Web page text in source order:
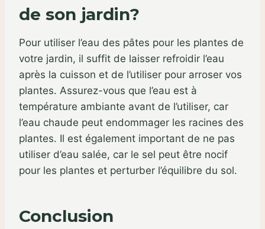
de son jardin?
Pour utiliser l’eau des pâtes pour les plantes de
votre jardin, il suffit de laisser refroidir l’eau
après la cuisson et de l’utiliser pour arroser vos
plantes. Assurez-vous que l’eau est à
température ambiante avant de l’utiliser, car
l’eau chaude peut endommager les racines des
plantes. Il est également important de ne pas
utiliser d’eau salée, car le sel peut être nocif
pour les plantes et perturber l’équilibre du sol.
Conclusion